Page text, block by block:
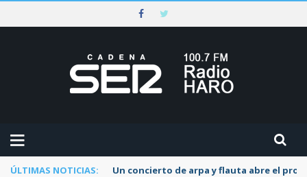
ÚLTIMAS NOTICIAS: Un concierto de arpa y flauta abre el